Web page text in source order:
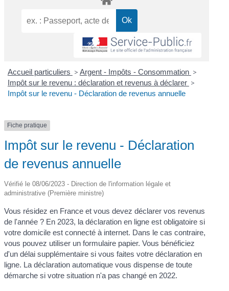
Accueil particuliers > Argent - Impôts - Consommation >
Impôt sur le revenu : déclaration et revenus à déclarer >
Impôt sur le revenu - Déclaration de revenus annuelle
Fiche pratique
Impôt sur le revenu - Déclaration
de revenus annuelle
Vérifié le 08/06/2023 - Direction de l'information légale et
administrative (Première ministre)
Vous résidez en France et vous devez déclarer vos revenus
de l'année ? En 2023, la déclaration en ligne est obligatoire si
votre domicile est connecté à internet. Dans le cas contraire,
vous pouvez utiliser un formulaire papier. Vous bénéficiez
d'un délai supplémentaire si vous faites votre déclaration en
ligne. La déclaration automatique vous dispense de toute
démarche si votre situation n'a pas changé en 2022.